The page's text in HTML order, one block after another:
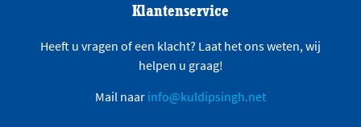
Klantenservice
Heeft u vragen of een klacht? Laat het ons weten, wij
helpen u graag!
Mail naar info@kuldipsingh.net